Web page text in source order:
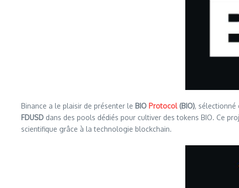
Binance a le plaisir de présenter le BIO Protocol(BIO), sélectionné
FDUSD dans des pools dédiés pour cultiver des tokens BIO. Ce
scientifique grâce à la technologie blockchain.